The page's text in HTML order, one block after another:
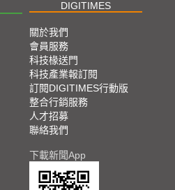
DIGITIMES
關於我們
會員服務
科技椽送門
科技產業報訂閱
訂閱DIGITIMES行動版
整合行銷服務
人才招募
聯絡我們
下載新聞App